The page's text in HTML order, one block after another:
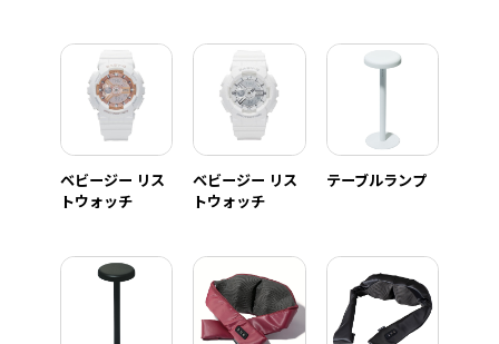
ベビージー リス
トウォッチ
ベビージー リス
トウォッチ
テーブルランプ